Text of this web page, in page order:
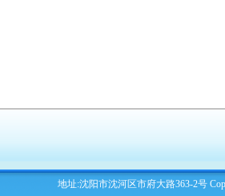
地址:沈阳市沈河区市府大路363-2号